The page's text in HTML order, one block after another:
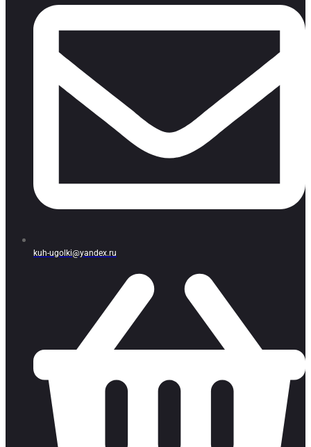
kuh-ugolki@yandex.ru